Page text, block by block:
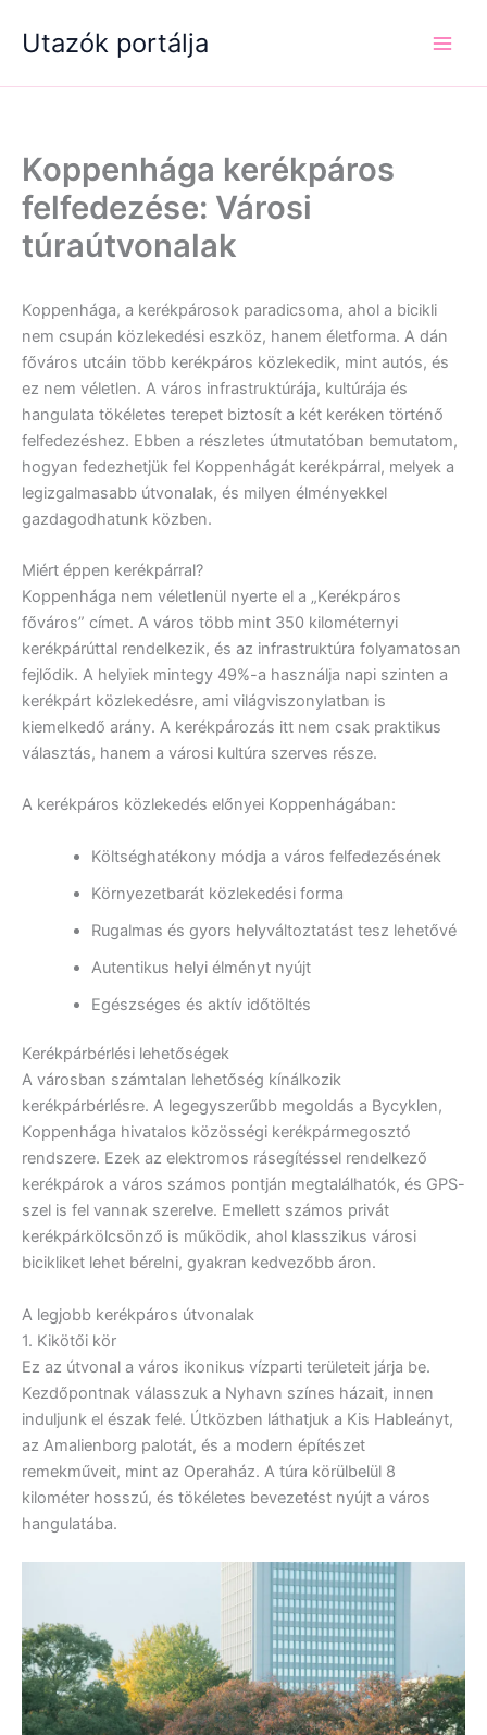
Utazók portálja
Koppenhága kerékpáros
felfedezése: Városi
túraútvonalak
Koppenhága, a kerékpárosok paradicsoma, ahol a bicikli
nem csupán közlekedési eszköz, hanem életforma. A dán
főváros utcáin több kerékpáros közlekedik, mint autós, és
ez nem véletlen. A város infrastruktúrája, kultúrája és
hangulata tökéletes terepet biztosít a két keréken történő
felfedezéshez. Ebben a részletes útmutatóban bemutatom,
hogyan fedezhetjük fel Koppenhágát kerékpárral, melyek a
legizgalmasabb útvonalak, és milyen élményekkel
gazdagodhatunk közben.
Miért éppen kerékpárral?
Koppenhága nem véletlenül nyerte el a „Kerékpáros
főváros” címet. A város több mint 350 kilométernyi
kerékpárúttal rendelkezik, és az infrastruktúra folyamatosan
fejlődik. A helyiek mintegy 49%-a használja napi szinten a
kerékpárt közlekedésre, ami világviszonylatban is
kiemelkedő arány. A kerékpározás itt nem csak praktikus
választás, hanem a városi kultúra szerves része.
A kerékpáros közlekedés előnyei Koppenhágában:
Költséghatékony módja a város felfedezésének
Környezetbarát közlekedési forma
Rugalmas és gyors helyváltoztatást tesz lehetővé
Autentikus helyi élményt nyújt
Egészséges és aktív időtöltés
Kerékpárbérlési lehetőségek
A városban számtalan lehetőség kínálkozik
kerékpárbérlésre. A legegyszerűbb megoldás a Bycyklen,
Koppenhága hivatalos közösségi kerékpármegosztó
rendszere. Ezek az elektromos rásegítéssel rendelkező
kerékpárok a város számos pontján megtalálhatók, és GPS-
szel is fel vannak szerelve. Emellett számos privát
kerékpárkölcsönző is működik, ahol klasszikus városi
bicikliket lehet bérelni, gyakran kedvezőbb áron.
A legjobb kerékpáros útvonalak
1. Kikötői kör
Ez az útvonal a város ikonikus vízparti területeit járja be.
Kezdőpontnak válasszuk a Nyhavn színes házait, innen
induljunk el észak felé. Útközben láthatjuk a Kis Hableányt,
az Amalienborg palotát, és a modern építészet
remekműveit, mint az Operaház. A túra körülbelül 8
kilométer hosszú, és tökéletes bevezetést nyújt a város
hangulatába.